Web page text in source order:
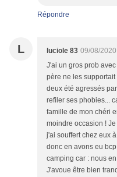
Répondre
L luciole 83 09/08/
J'ai un gros prob
père ne les
deux été agressés
refiler ses phobies...
famille de mon chéri
moindre occasion !
j'ai souffert chez eux
donc en avons eu
camping car : nous
J'avoue être bien